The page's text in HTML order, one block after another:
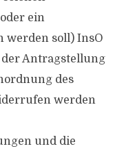
ein
werden soll) InsO
Antragstellung
des
werden
und die